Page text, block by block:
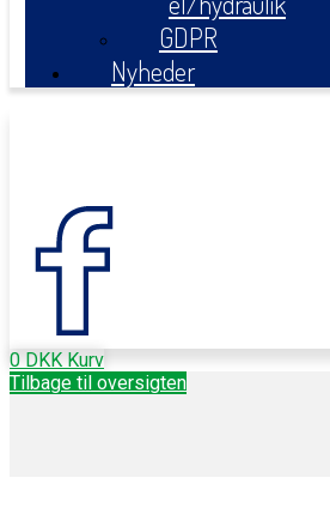
GDPR
Nyheder
0 DKK Kurv
Tilbage til oversigten